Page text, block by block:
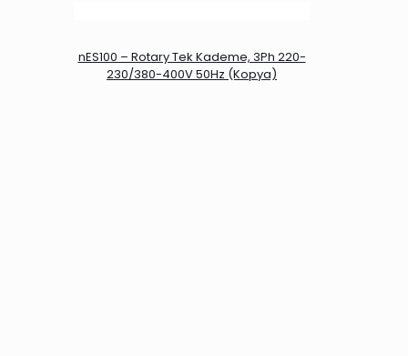
nES100 – Rotary Tek Kademe, 3Ph 220-
230/380-400V 50Hz (Kopya)